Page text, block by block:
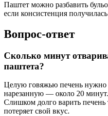
Паштет можно разбавить
если консистенция
Вопрос-ответ
Сколько минут
паштета?
Целую говяжью печень нужно
нарезанную — около 20
Слишком долго варить
потеряет свой вкус.